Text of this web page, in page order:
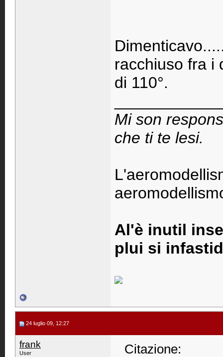
racchiuso fra i
di 110°.
Mi son
che ti te lesi.
Al'è inutil
plui si
24 luglio 09, 12:27
frank
User Citazione: